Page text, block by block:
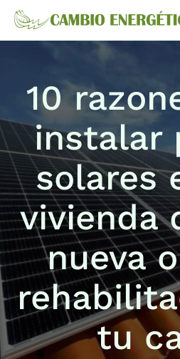
10
instalar
solares
vivienda
nueva
tu